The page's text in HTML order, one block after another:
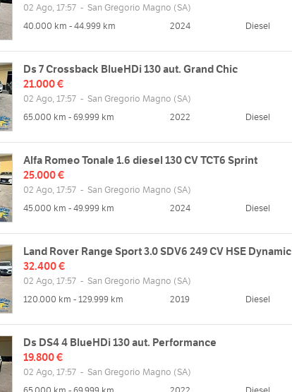
02 Ago, 17:57 - San Gregorio Magno (SA)
40.000 km - 44.999 km
2024 Diesel
Ds 7 Crossback BlueHDi 130 aut. Grand Chic
21.000 €
02 Ago, 17:57 - San Gregorio Magno (SA)
65.000 km - 69.999 km
2022 Diesel
Alfa Romeo Tonale 1.6 diesel 130 CV TCT6 Sprint
25.000 €
02 Ago, 17:57 - San Gregorio Magno (SA)
45.000 km - 49.999 km
2024 Diesel
Land Rover Range Sport 3.0 SDV6 249 CV HSE Dynamic
32.400 €
02 Ago, 17:57 - San Gregorio Magno (SA)
120.000 km - 129.999 km
2019 Diesel
Ds DS4 4 BlueHDi 130 aut. Performance
19.800 €
02 Ago, 17:57 - San Gregorio Magno (SA)